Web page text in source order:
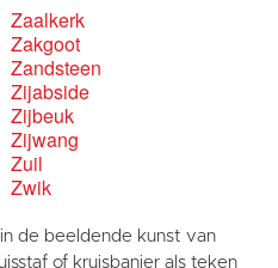
Zaalkerk
Zakgoot
Zandsteen
Zijabside
Zijbeuk
Zijwang
Zuil
Zwik
de beeldende kunst van
of kruisbanier als teken